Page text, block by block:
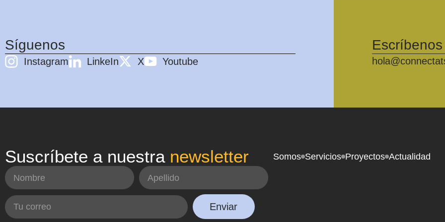
Síguenos
Instagram LinkeIn X Youtube
Escríbenos
Suscríbete a nuestra newsletter
Enviar
Somos Servicios Proyectos Actualidad